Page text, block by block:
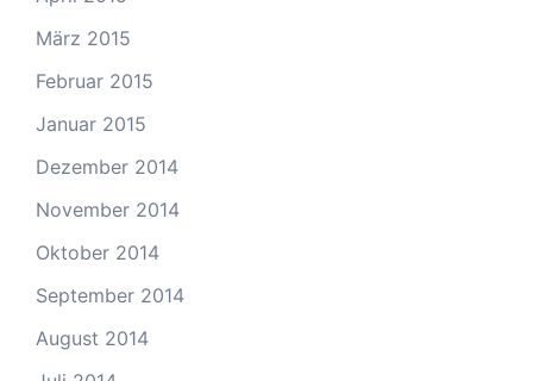
März 2015
Februar 2015
Januar 2015
Dezember 2014
November 2014
Oktober 2014
September 2014
August 2014